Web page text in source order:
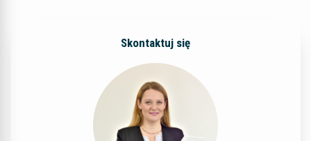
Skontaktuj się